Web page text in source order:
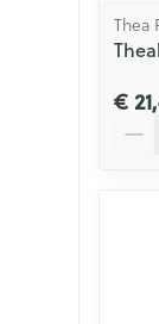
Thea
€